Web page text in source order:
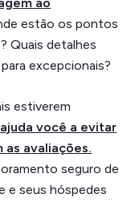
estão os pontos
Quais detalhes
excepcionais?
estiverem
você a evitar
as avaliações.
seguro de
e seus hóspedes